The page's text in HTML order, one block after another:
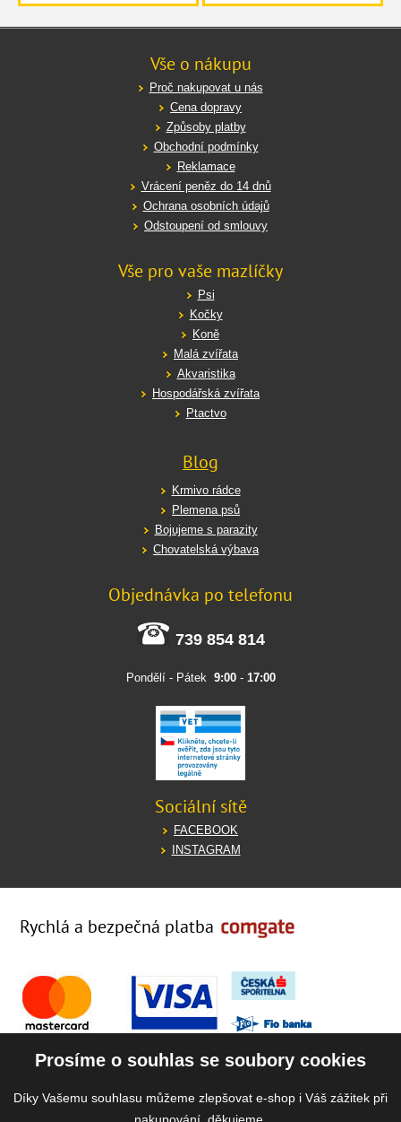
Vše o nákupu
Proč nakupovat u nás
Cena dopravy
Způsoby platby
Obchodní podmínky
Reklamace
Vrácení peněz do 14 dnů
Ochrana osobních údajů
Odstoupení od smlouvy
Vše pro vaše mazlíčky
Psi
Kočky
Koně
Malá zvířata
Akvaristika
Hospodářská zvířata
Ptactvo
Blog
Krmivo rádce
Plemena psů
Bojujeme s parazity
Chovatelská výbava
Objednávka po telefonu
739 854 814
Pondělí - Pátek 9:00- 17:00
Sociální sítě
FACEBOOK
INSTAGRAM
Rychlá a bezpečná platba
Prosíme o souhlas se soubory cookies
Díky Vašemu souhlasu můžeme zlepšovat e-shop i Váš zážitek při